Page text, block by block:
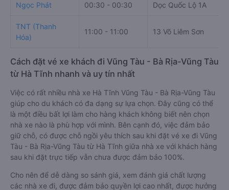
Ngọc Phát 00:30 - 00:30 Dọc Quốc Lộ 1A
TNT (Thanh
Hóa)
11:00 - 11:00 13 Võ Liêm Sơn
Cách đặt vé xe khách đi Vũng Tàu - Bà Rịa-Vũng Tàu
từ Hà Tĩnh nhanh và uy tín nhất
Việc có rất nhiều nhà xe Hà Tĩnh Vũng Tàu - Bà Rịa-Vũng Tàu
giúp cho du khách có đa dạng sự lựa chọn. Đây cũng có thể
là một điều bất lợi làm cho hàng khách không biết nên chọn
nhà xe nào là phù hợp với mình. Bên cạnh đó, việc đảm bảo
giữ chỗ, có được chỗ ngồi yêu thích sau khi đặt vé xe đi Vũng
Tàu - Bà Rịa-Vũng Tàu từ Hà Tĩnh giữa nhà xe với khách hàng
sau khi đặt trực tiếp vẫn chưa được đảm bảo 100%.
Cho nên để dễ dàng so sánh giá, xem đánh giá chất lượng
các nhà xe đi, được đảm bảo quyền lợi cao nhất, được hưởng